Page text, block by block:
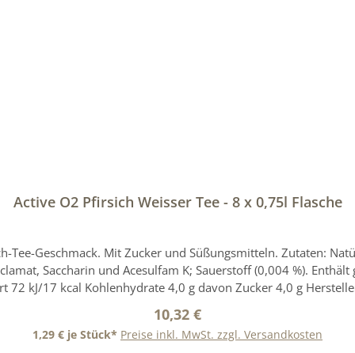
Active O2 Pfirsich Weisser Tee - 8 x 0,75l Flasche
Tee-Geschmack. Mit Zucker und Süßungsmitteln. Zutaten:
K; Sauerstoff (0,004 %). Enthält geringfügige Mengen von Fett, gesättigten Fettsäuren,
72 kJ/17 kcal Kohlenhydrate 4,0 g davon Zucker 4,0 g
wird keine Haftung übernommen. Bitte prüfen Sie
weitere Angaben zu diesem Produkt, die uns vom Hersteller
Regulärer Preis:
10,32 €
1,29 € je Stück* Preise inkl. MwSt. zzgl. Versandkosten